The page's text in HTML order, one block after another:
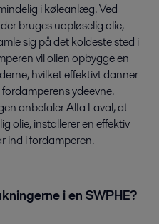
i køleanlæg. Ved
bruges uopløselig olie,
sig på det koldeste sted i
vil olien opbygge en
hvilket effektivt danner
ydeevne.
anbefaler Alfa Laval, at
olie, installerer en effektiv
ind i fordamperen.
i en SWPHE?